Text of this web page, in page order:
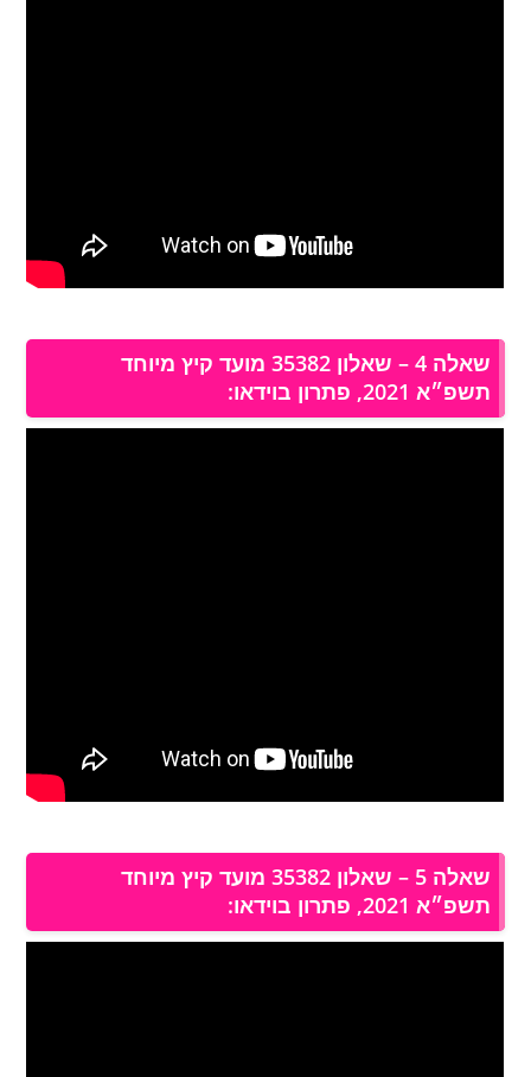
שאלה 4 – שאלון 35382 מועד קיץ מיוחד
תשפ״א 2021, פתרון בוידאו:
שאלה 5 – שאלון 35382 מועד קיץ מיוחד
תשפ״א 2021, פתרון בוידאו: